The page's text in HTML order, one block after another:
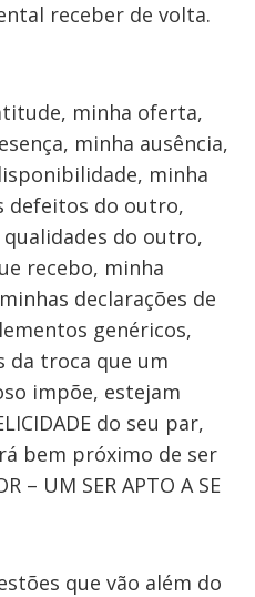
receber de volta.
minha oferta,
minha ausência,
minha
defeitos do outro,
do outro,
recebo, minha
declarações de
genéricos,
da troca que um
impõe, estejam
do seu par,
bem próximo de ser
– UM SER APTO A SE
que vão além do